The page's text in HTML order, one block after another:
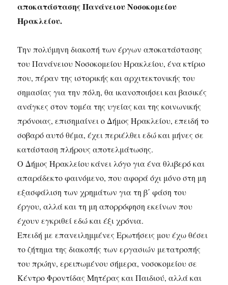
αποκατάστασης Πανάνειου Νοσοκομείου
Ηρακλείου.
Την πολύμηνη διακοπή των έργων αποκατάστασης
του Πανάνειου Νοσοκομείου Ηρακλείου, ένα κτίριο
που, πέραν της ιστορικής και αρχιτεκτονικής του
σημασίας για την πόλη, θα ικανοποιήσει και βασικές
ανάγκες στον τομέα της υγείας και της κοινωνικής
πρόνοιας, επισημαίνει ο Δήμος Ηρακλείου, επειδή το
σοβαρό αυτό θέμα, έχει περιέλθει εδώ και μήνες σε
κατάσταση πλήρους αποτελμάτωσης.
Ο Δήμος Ηρακλείου κάνει λόγο για ένα θλιβερό και
απαράδεκτο φαινόμενο, που αφορά όχι μόνο στη μη
εξασφάλιση των χρημάτων για τη β΄ φάση του
έργου, αλλά και τη μη απορρόφηση εκείνων που
έχουν εγκριθεί εδώ και έξι χρόνια.
Επειδή με επανειλημμένες Ερωτήσεις μου έχω θέσει
το ζήτημα της διακοπής των εργασιών μετατροπής
του πρώην, ερειπωμένου σήμερα, νοσοκομείου σε
Κέντρο Φροντίδας Μητέρας και Παιδιού, αλλά και